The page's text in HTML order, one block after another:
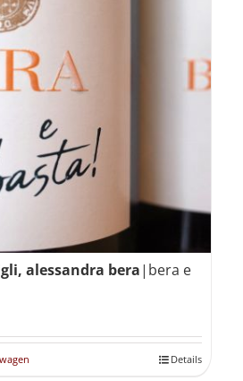
alessandra bera|bera e
Details